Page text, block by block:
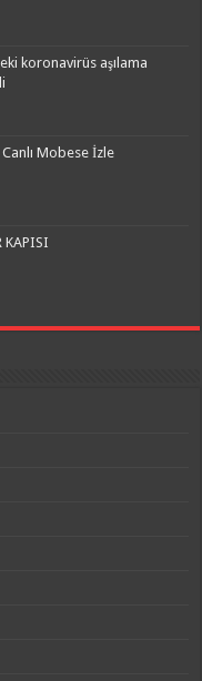
koronavirüs aşılama
Canlı Mobese İzle
KAPISI